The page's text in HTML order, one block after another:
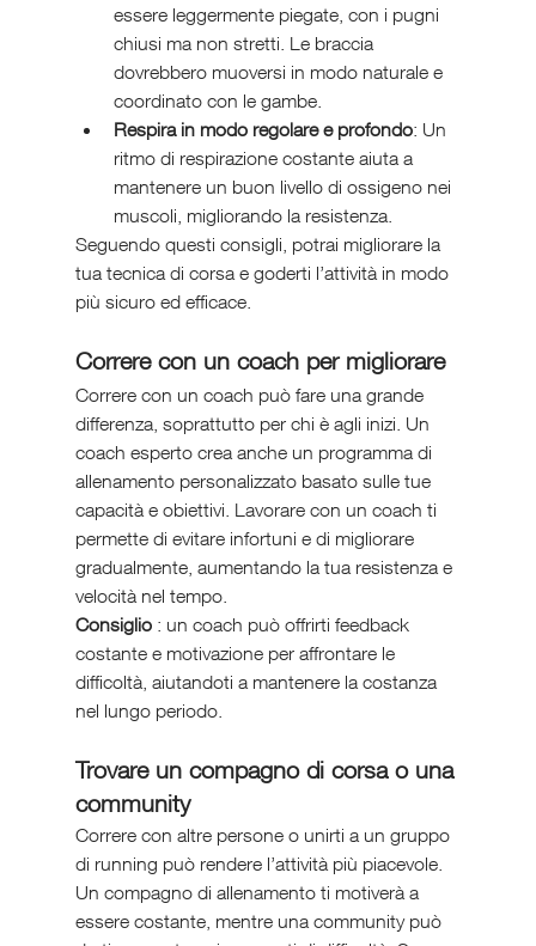
essere leggermente piegate, con i pugni
chiusi ma non stretti. Le braccia
dovrebbero muoversi in modo naturale e
coordinato con le gambe.
Respira in modo regolare e profondo: Un
ritmo di respirazione costante aiuta a
mantenere un buon livello di ossigeno nei
muscoli, migliorando la resistenza.
Seguendo questi consigli, potrai migliorare la
tua tecnica di corsa e goderti l’attività in modo
più sicuro ed efficace.
Correre con un coach per migliorare
Correre con un coach può fare una grande
differenza, soprattutto per chi è agli inizi. Un
coach esperto crea anche un programma di
allenamento personalizzato basato sulle tue
capacità e obiettivi. Lavorare con un coach ti
permette di evitare infortuni e di migliorare
gradualmente, aumentando la tua resistenza e
velocità nel tempo.
Consiglio : un coach può offrirti feedback
costante e motivazione per affrontare le
difficoltà, aiutandoti a mantenere la costanza
nel lungo periodo.
Trovare un compagno di corsa o una
community
Correre con altre persone o unirti a un gruppo
di running può rendere l’attività più piacevole.
Un compagno di allenamento ti motiverà a
essere costante, mentre una community può